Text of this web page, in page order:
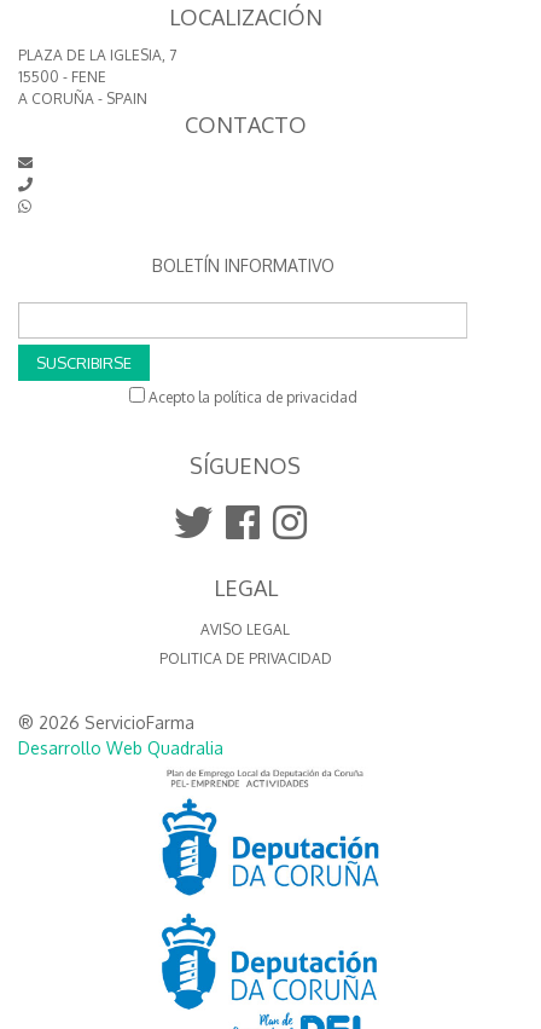
LOCALIZACIÓN
PLAZA DE LA IGLESIA, 7
15500 - FENE
A CORUÑA - SPAIN
CONTACTO
BOLETÍN INFORMATIVO
SUSCRIBIRSE
Acepto la política de privacidad
SÍGUENOS
LEGAL
AVISO LEGAL
POLITICA DE PRIVACIDAD
® 2026 ServicioFarma
Desarrollo Web Quadralia